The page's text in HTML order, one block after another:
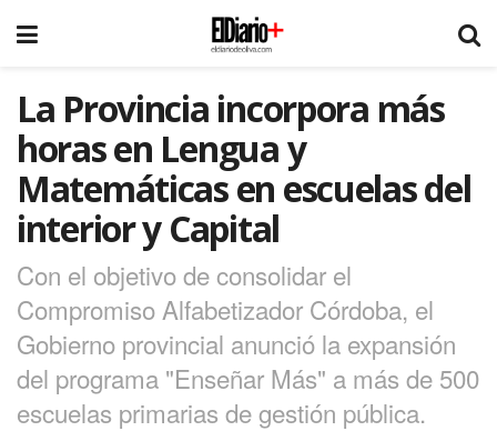
La Provincia incorpora más
horas en Lengua y
Matemáticas en escuelas del
interior y Capital
Con el objetivo de consolidar el
Compromiso Alfabetizador Córdoba, el
Gobierno provincial anunció la expansión
del programa "Enseñar Más" a más de 500
escuelas primarias de gestión pública.